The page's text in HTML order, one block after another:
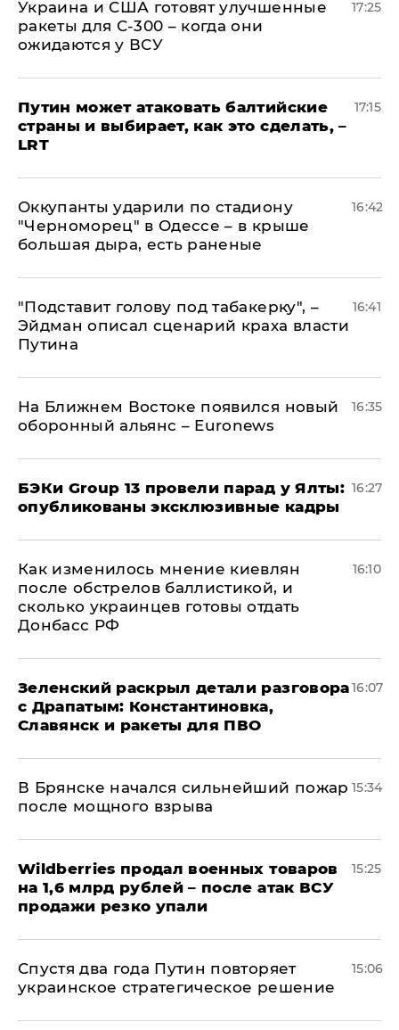
Украина и США готовят улучшенные
ракеты для С-300 – когда они
ожидаются у ВСУ
17:25
Путин может атаковать балтийские
страны и выбирает, как это сделать, –
LRT
17:15
Оккупанты ударили по стадиону
"Черноморец" в Одессе – в крыше
большая дыра, есть раненые
16:42
​"Подставит голову под табакерку", –
Эйдман описал сценарий краха власти
Путина
16:41
На Ближнем Востоке появился новый
оборонный альянс – Euronews
16:35
​БЭКи Group 13 провели парад у Ялты:
опубликованы эксклюзивные кадры
16:27
Как изменилось мнение киевлян
после обстрелов баллистикой, и
сколько украинцев готовы отдать
Донбасс РФ
16:10
​Зеленский раскрыл детали разговора
с Драпатым: Константиновка,
Славянск и ракеты для ПВО
16:07
В Брянске начался сильнейший пожар
после мощного взрыва
15:34
​Wildberries продал военных товаров
на 1,6 млрд рублей – после атак ВСУ
продажи резко упали
15:25
Спустя два года Путин повторяет
украинское стратегическое решение
15:06